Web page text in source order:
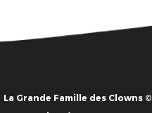
La Grande Famille des Clowns ©